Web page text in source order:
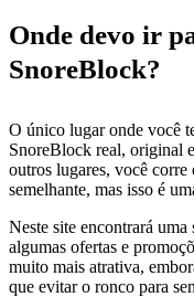
Onde devo ir
SnoreBlock?
O único lugar onde você
SnoreBlock real, original
outros lugares, você
semelhante, mas isso é
Neste site encontrará
algumas ofertas e
muito mais atrativa,
que evitar o ronco para